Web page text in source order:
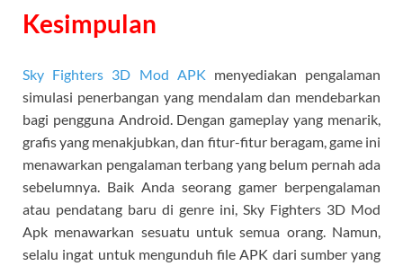
Kesimpulan
Sky Fighters 3D Mod APK menyediakan pengalaman
simulasi penerbangan yang mendalam dan mendebarkan
bagi pengguna Android. Dengan gameplay yang menarik,
grafis yang menakjubkan, dan fitur-fitur beragam, game ini
menawarkan pengalaman terbang yang belum pernah ada
sebelumnya. Baik Anda seorang gamer berpengalaman
atau pendatang baru di genre ini, Sky Fighters 3D Mod
Apk menawarkan sesuatu untuk semua orang. Namun,
selalu ingat untuk mengunduh file APK dari sumber yang